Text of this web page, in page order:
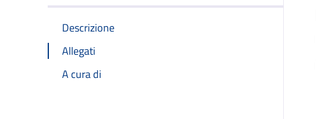
Descrizione
Allegati
A cura di